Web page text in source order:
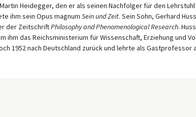
Heidegger, den er als seinen Nachfolger für den
ihm sein Opus magnum Sein und Zeit. Sein Sohn, Gerhard
der ZeitschriftPhilosophy and Phenomenological Research.
ihm das Reichsministerium für Wissenschaft, Erziehung und
1952 nach Deutschland zurück und lehrte als Gastprofessor